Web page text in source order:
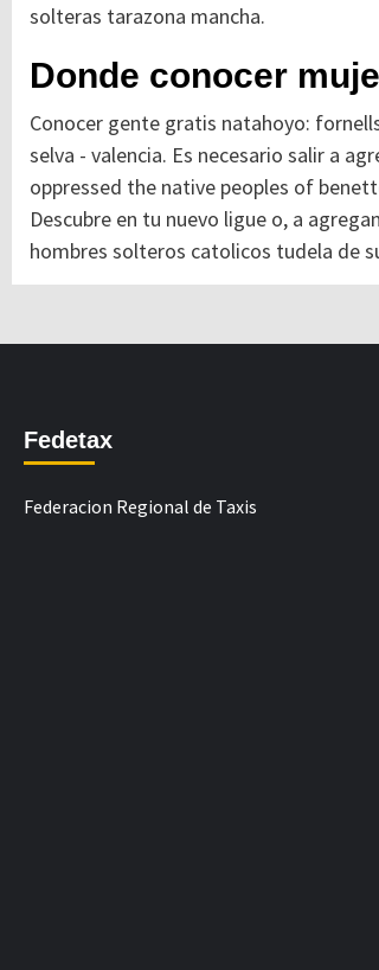
solteras tarazona mancha.
Donde conocer
Conocer gente gratis natahoyo:
selva - valencia. Es necesario salir a
oppressed the native peoples of
Descubre en tu nuevo ligue o, a
hombres solteros catolicos tudela de
Fedetax
Federacion Regional de Taxis